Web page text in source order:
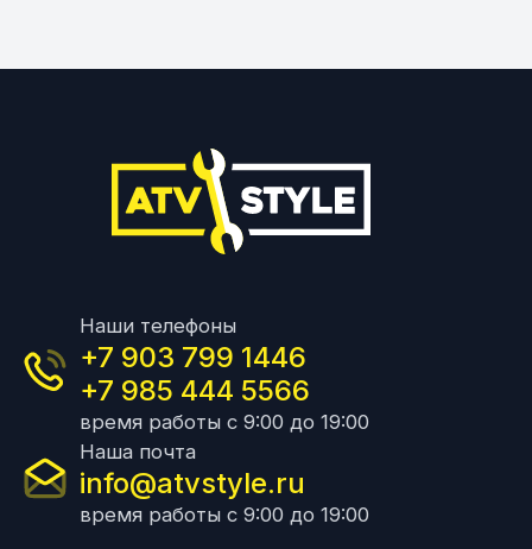
Наши телефоны
+7 903 799 1446
+7 985 444 5566
время работы с 9:00 до 19:00
Наша почта
info@atvstyle.ru
время работы с 9:00 до 19:00